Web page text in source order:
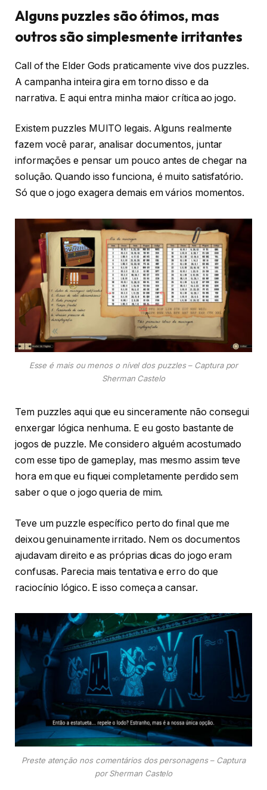
Alguns puzzles são ótimos, mas
outros são simplesmente irritantes
Call of the Elder Gods praticamente vive dos puzzles.
A campanha inteira gira em torno disso e da
narrativa. E aqui entra minha maior crítica ao jogo.
Existem puzzles MUITO legais. Alguns realmente
fazem você parar, analisar documentos, juntar
informações e pensar um pouco antes de chegar na
solução. Quando isso funciona, é muito satisfatório.
Só que o jogo exagera demais em vários momentos.
Esse é mais ou menos o nível dos puzzles – Captura por
Sherman Castelo
Tem puzzles aqui que eu sinceramente não consegui
enxergar lógica nenhuma. E eu gosto bastante de
jogos de puzzle. Me considero alguém acostumado
com esse tipo de gameplay, mas mesmo assim teve
hora em que eu fiquei completamente perdido sem
saber o que o jogo queria de mim.
Teve um puzzle específico perto do final que me
deixou genuinamente irritado. Nem os documentos
ajudavam direito e as próprias dicas do jogo eram
confusas. Parecia mais tentativa e erro do que
raciocínio lógico. E isso começa a cansar.
Preste atenção nos comentários dos personagens – Captura
por Sherman Castelo